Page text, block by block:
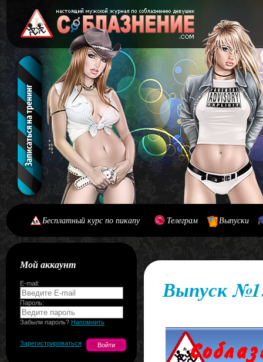
Бесплатный курс по пикапу Телеграм Выпуски
Мой аккаунт
E-mail:
Пароль:
Забыли пароль? Напомнить
Зарегистрироваться
Выпуск